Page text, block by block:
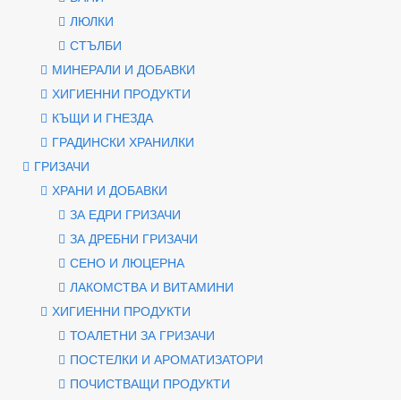
ЛЮЛКИ
СТЪЛБИ
МИНЕРАЛИ И ДОБАВКИ
ХИГИЕННИ ПРОДУКТИ
КЪЩИ И ГНЕЗДА
ГРАДИНСКИ ХРАНИЛКИ
ГРИЗАЧИ
ХРАНИ И ДОБАВКИ
ЗА ЕДРИ ГРИЗАЧИ
ЗА ДРЕБНИ ГРИЗАЧИ
СЕНО И ЛЮЦЕРНА
ЛАКОМСТВА И ВИТАМИНИ
ХИГИЕННИ ПРОДУКТИ
ТОАЛЕТНИ ЗА ГРИЗАЧИ
ПОСТЕЛКИ И АРОМАТИЗАТОРИ
ПОЧИСТВАЩИ ПРОДУКТИ